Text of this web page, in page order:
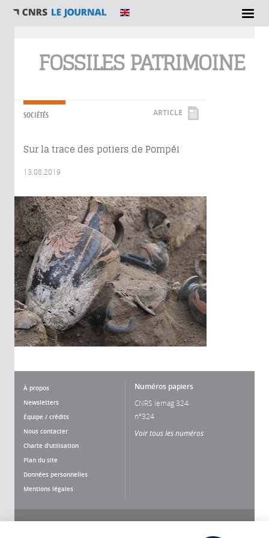
FOSSILES PATRIMOINE
SOCIÉTÉS ARTICLE
Sur la trace des potiers de Pompéi
13.08.2019
À propos
Newsletters
Équipe / crédits
Nous contacter
Charte d'utilisation
Plan du site
Données personnelles
Mentions légales
Numéros papiers
CNRS lemag 324
n°324
Voir tous les numéros